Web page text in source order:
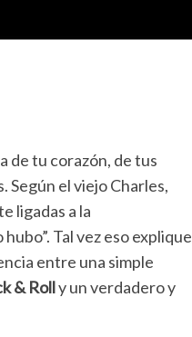
de tu corazón, de tus
Según el viejo Charles,
ligadas a la
Tal vez eso explique
entre una simple
& Rolly un verdadero y